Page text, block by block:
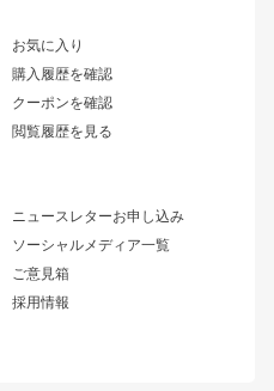
お気に入り
購入履歴を確認
クーポンを確認
閲覧履歴を見る
ニュースレターお申し込み
ソーシャルメディア一覧
ご意見箱
採用情報
ワンビア
ローレル
セフィーロ
キャラバン
まつど家 鉄漢